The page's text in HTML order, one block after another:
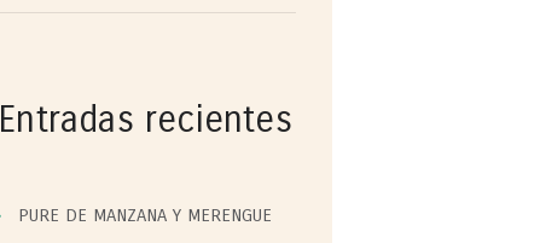
Entradas recientes
PURE DE MANZANA Y MERENGUE